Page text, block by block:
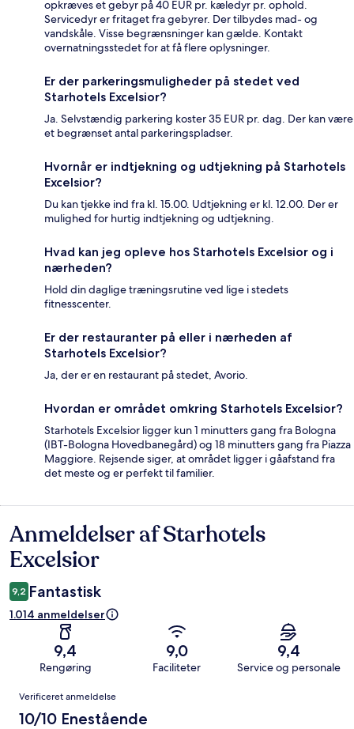
opkræves et gebyr på 40 EUR pr. kæledyr pr. ophold.
Servicedyr er fritaget fra gebyrer. Der tilbydes mad- og
vandskåle. Visse begrænsninger kan gælde. Kontakt
overnatningsstedet for at få flere oplysninger.
Er der parkeringsmuligheder på stedet ved
Starhotels Excelsior?
Ja. Selvstændig parkering koster 35 EUR pr. dag. Der kan være
et begrænset antal parkeringspladser.
Hvornår er indtjekning og udtjekning på Starhotels
Excelsior?
Du kan tjekke ind fra kl. 15.00. Udtjekning er kl. 12.00. Der er
mulighed for hurtig indtjekning og udtjekning.
Hvad kan jeg opleve hos Starhotels Excelsior og i
nærheden?
Hold din daglige træningsrutine ved lige i stedets
fitnesscenter.
Er der restauranter på eller i nærheden af
Starhotels Excelsior?
Ja, der er en restaurant på stedet, Avorio.
Hvordan er området omkring Starhotels Excelsior?
Starhotels Excelsior ligger kun 1 minutters gang fra Bologna
(IBT-Bologna Hovedbanegård) og 18 minutters gang fra Piazza
Maggiore. Rejsende siger, at området ligger i gåafstand fra
det meste og er perfekt til familier.
Anmeldelser
Anmeldelser af Starhotels
Excelsior
9,2 Fantastisk
1.014 anmeldelser
9,4
Rengøring
9,0
Faciliteter
9,4
Service og personale
Anmeldelser
Verificeret anmeldelse
10/10 Enestående